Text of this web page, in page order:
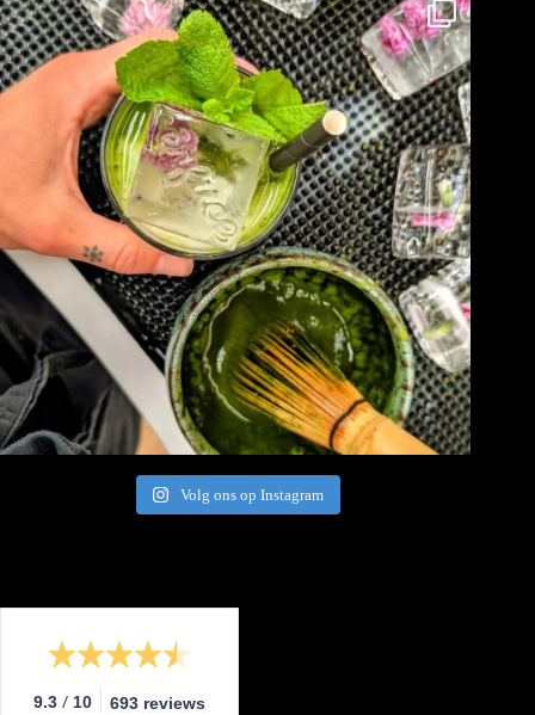
Volg ons op Instagram
9.3 / 10 693 reviews